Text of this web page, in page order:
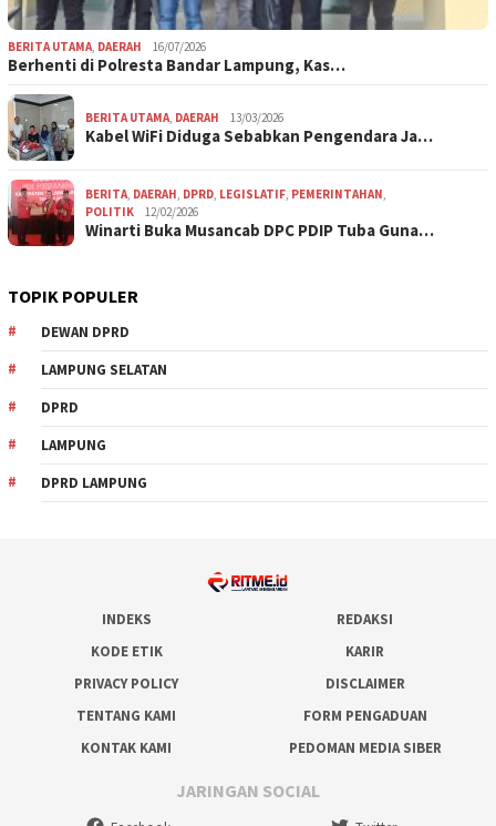
BERITA UTAMA, DAERAH 16/07/2026
Berhenti di Polresta Bandar Lampung, Kas…
BERITA UTAMA, DAERAH 13/03/2026
Kabel WiFi Diduga Sebabkan Pengendara Ja…
BERITA, DAERAH, DPRD, LEGISLATIF, PEMERINTAHAN,
POLITIK
12/02/2026
Winarti Buka Musancab DPC PDIP Tuba Guna…
TOPIK POPULER
DEWAN DPRD
LAMPUNG SELATAN
DPRD
LAMPUNG
DPRD LAMPUNG
INDEKS
REDAKSI
KODE ETIK
KARIR
PRIVACY POLICY
DISCLAIMER
TENTANG KAMI
FORM PENGADUAN
KONTAK KAMI
PEDOMAN MEDIA SIBER
JARINGAN SOCIAL